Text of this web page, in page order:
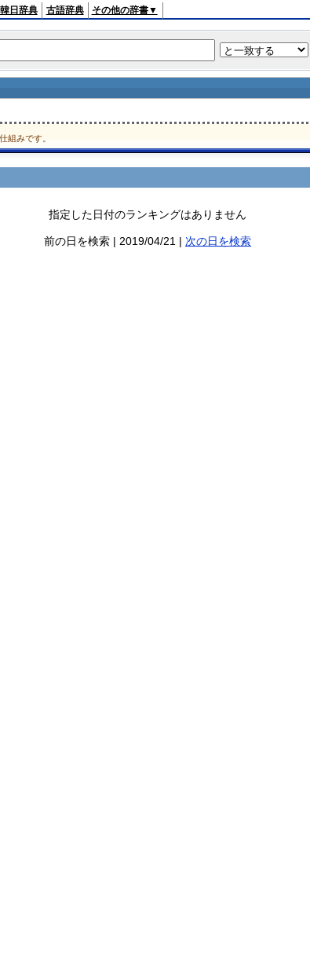
日辞典 古語辞典 その他の辞書▼
組みです。
指定した日付のランキングはありません
前の日を検索 | 2019/04/21 | 次の日を検索